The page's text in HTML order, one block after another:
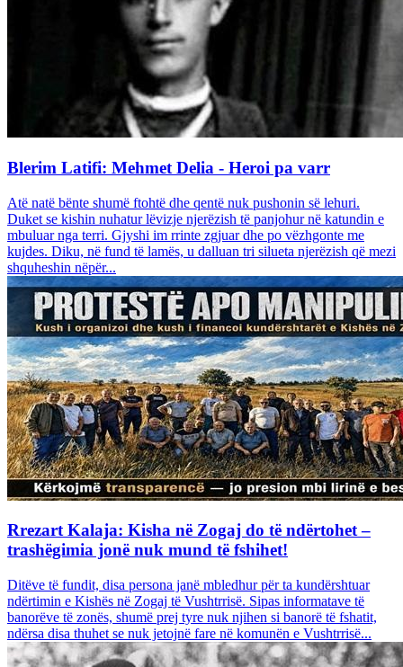
Blerim Latifi: Mehmet Delia - Heroi pa varr
Atë natë bënte shumë ftohtë dhe qentë nuk pushonin së lehuri.
Duket se kishin nuhatur lëvizje njerëzish të panjohur në katundin e
mbuluar nga terri. Gjyshi im rrinte zgjuar dhe po vëzhgonte me
kujdes. Diku, në fund të lamës, u dalluan tri silueta njerëzish që mezi
shquheshin nëpër...
Rrezart Kalaja: Kisha në Zogaj do të ndërtohet –
trashëgimia jonë nuk mund të fshihet!
Ditëve të fundit, disa persona janë mbledhur për ta kundërshtuar
ndërtimin e Kishës në Zogaj të Vushtrrisë. Sipas informatave të
banorëve të zonës, shumë prej tyre nuk njihen si banorë të fshatit,
ndërsa disa thuhet se nuk jetojnë fare në komunën e Vushtrrisë...